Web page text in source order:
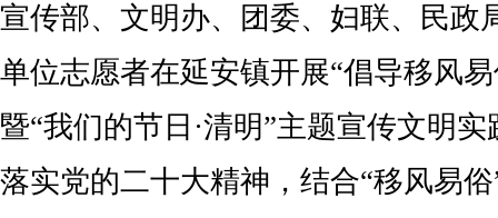
宣传部、文明办、团委、妇联、民政
单位志愿者在延安镇开展“倡导移风
暨“我们的节日·清明”主题宣传文明
落实党的二十大精神，结合“移风易